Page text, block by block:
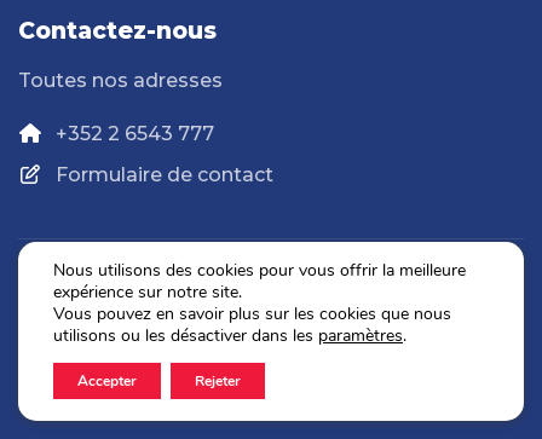
Contactez-nous
Toutes nos adresses
+352 2 6543 777
Formulaire de contact
Politique de confidentialité
Mentions légales
2026 © OGBL. Tous droits réservés.
Nous utilisons des cookies pour vous offrir la meilleure
expérience sur notre site.
Vous pouvez en savoir plus sur les cookies que nous
utilisons ou les désactiver dans les paramètres.
Accepter Rejeter